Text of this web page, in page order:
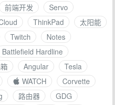
前端开发
Servo
ThinkPad
太阳能
Twitch
Notes
Battlefield Hardline
Angular
Tesla
 WATCH
Corvette
路由器
GDG